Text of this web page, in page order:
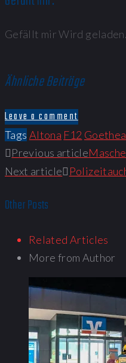
Gefällt mirWird
Ähnliche Beiträge
Leave a comment
Tags Altona F12
Previous article
Next article
Other Posts
Related Articles
More from Author